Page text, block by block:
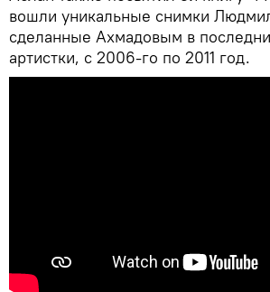
вошли уникальные снимки
сделанные Ахмадовым в
артистки, с 2006-го по 2011 год.